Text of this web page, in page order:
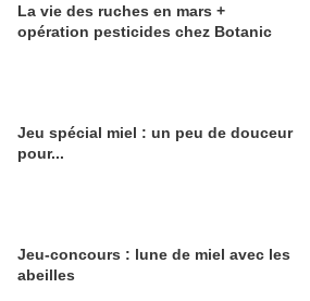
La vie des ruches en mars +
opération pesticides chez Botanic
Jeu spécial miel : un peu de douceur
pour...
Jeu-concours : lune de miel avec les
abeilles